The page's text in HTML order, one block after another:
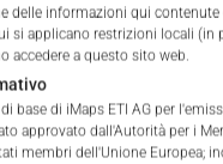
delle informazioni qui
si applicano restrizioni locali (in
accedere a questo sito web.
base di iMaps ETI AG per
approvato dall'Autorità per i
membri dell'Unione Europea;
or solicitation for
trade on the
approved MiFID